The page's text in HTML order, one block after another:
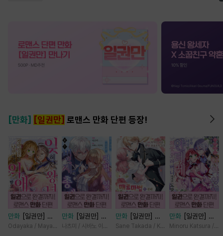
[만화] [일권만] 로맨스 만화 단편 등장!
만화
[일권만] 잊
혀진 왕녀지만 정
Odayaka / Maya Koike
만화
[일권만] 모
든 것을 포기한 평
나츠미 / 시바노 이즈미
만화
[일권만] 매
료 마법에 걸린 척
Sane Takada / Koki Fuyutsuki
만화
[일권만] 기
억상실 악역 영애
Minoru Katsura /